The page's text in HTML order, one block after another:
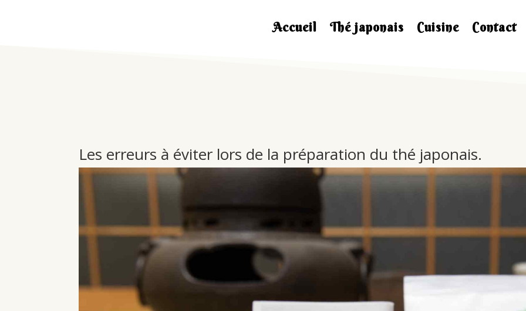
Accueil Thé japonais Cuisine Contact
Les erreurs à éviter lors de la préparation du thé japonais.